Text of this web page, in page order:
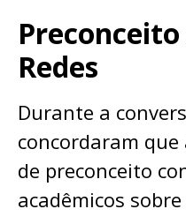
Redes
Durante a
concordaram
de preconceito
acadêmicos